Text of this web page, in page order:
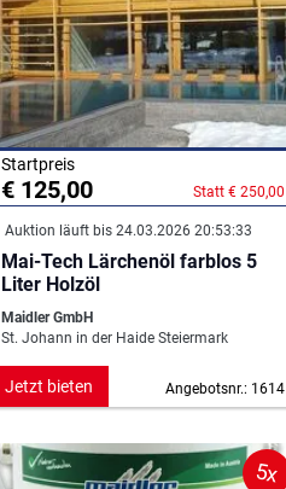
Startpreis
€ 125,00 Statt € 250,00
Auktion läuft bis 24.03.2026 20:53:33
Mai-Tech Lärchenöl farblos 5
Liter Holzöl
Maidler GmbH
St. Johann in der Haide Steiermark
Angebotsnr.: 1614
Jetzt bieten
5x